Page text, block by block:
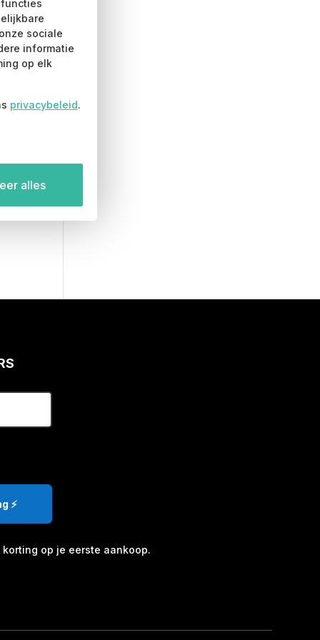
⚡️
op je eerste aankoop.
sociale
informatie
op elk
privacybeleid.
alles